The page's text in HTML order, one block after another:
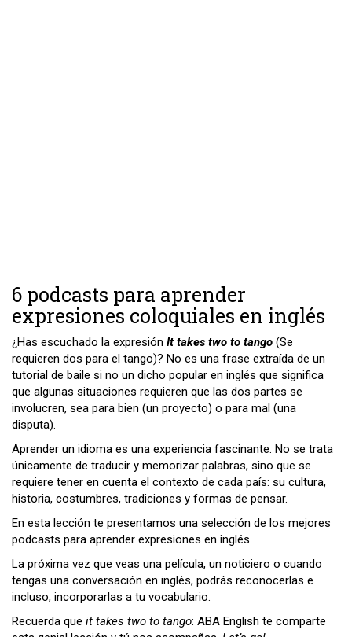
6 podcasts para aprender
expresiones coloquiales en inglés
¿Has escuchado la expresión It takes two to tango (Se
requieren dos para el tango)? No es una frase extraída de un
tutorial de baile si no un dicho popular en inglés que significa
que algunas situaciones requieren que las dos partes se
involucren, sea para bien (un proyecto) o para mal (una
disputa).
Aprender un idioma es una experiencia fascinante. No se trata
únicamente de traducir y memorizar palabras, sino que se
requiere tener en cuenta el contexto de cada país: su cultura,
historia, costumbres, tradiciones y formas de pensar.
En esta lección te presentamos una selección de los mejores
podcasts para aprender expresiones en inglés.
La próxima vez que veas una película, un noticiero o cuando
tengas una conversación en inglés, podrás reconocerlas e
incluso, incorporarlas a tu vocabulario.
Recuerda que it takes two to tango: ABA English te comparte